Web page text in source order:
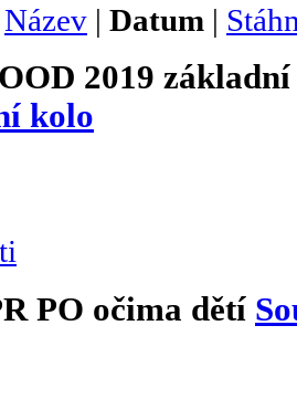
Název | Datum |
kolo